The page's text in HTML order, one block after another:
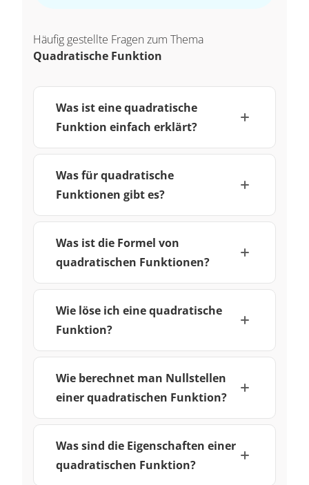
Häufig gestellte Fragen zum Thema
Quadratische Funktion
Was ist eine quadratische
Funktion einfach erklärt?
Was für quadratische
Funktionen gibt es?
Was ist die Formel von
quadratischen Funktionen?
Wie löse ich eine quadratische
Funktion?
Wie berechnet man Nullstellen
einer quadratischen Funktion?
Was sind die Eigenschaften einer
quadratischen Funktion?